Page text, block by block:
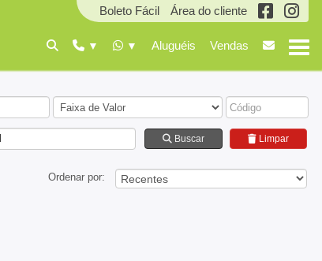
Boleto Fácil Área do cliente
Aluguéis Vendas
Buscar Limpar
Ordenar por: